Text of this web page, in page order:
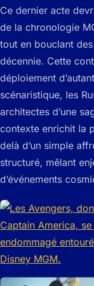
Ce dernier acte
de la chronologie
tout en bouclant
décennie. Cette
déploiement
scénaristique, les
architectes d’une
contexte enrichit la
delà d’un simple
structuré, mêlant
d’événements